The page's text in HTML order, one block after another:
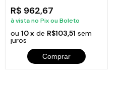
R$ 962,67
à vista no Pix ou Boleto
ou 10 xde R$103,51 sem
juros
Comprar